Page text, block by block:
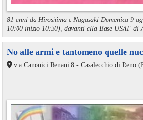
81 anni da Hiroshima e Nagasaki Domenica 9
10:00 inizio 10:30), davanti alla Base USAF di
No alle armi e tantomeno quelle
via Canonici Renani 8 - Casalecchio di Reno